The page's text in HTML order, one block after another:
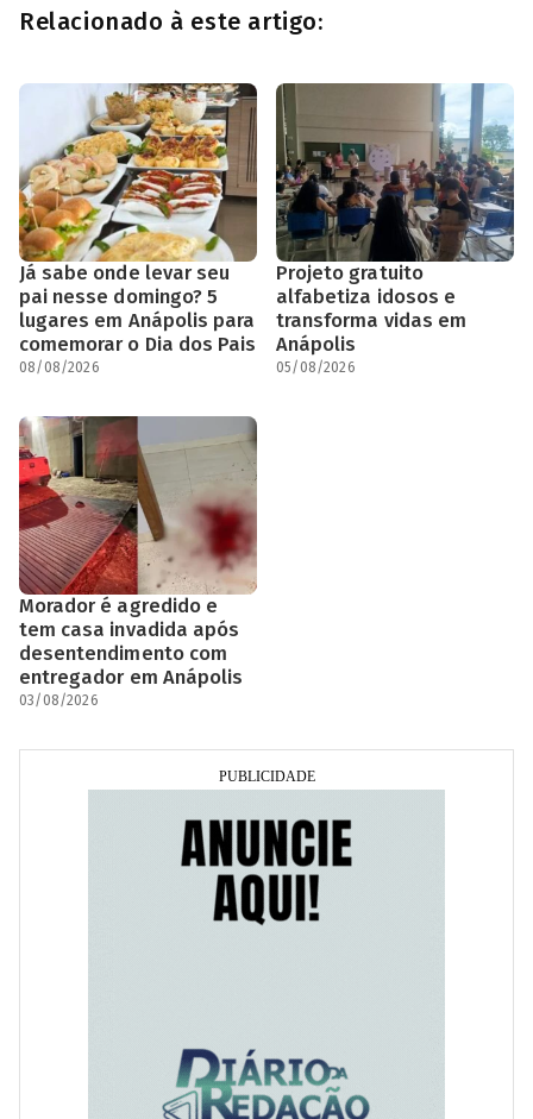
Relacionado à este artigo:
Já sabe onde levar seu
pai nesse domingo? 5
lugares em Anápolis para
comemorar o Dia dos Pais
08/08/2026
Projeto gratuito
alfabetiza idosos e
transforma vidas em
Anápolis
05/08/2026
Morador é agredido e
tem casa invadida após
desentendimento com
entregador em Anápolis
03/08/2026